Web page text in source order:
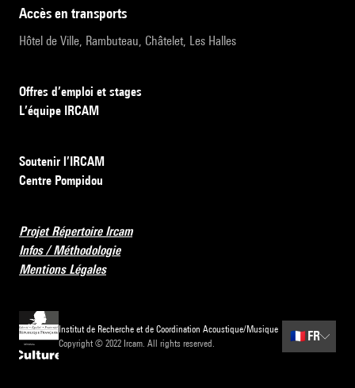
accès en transports
Hôtel de Ville, Rambuteau, Châtelet, Les Halles
Offres d’emploi et stages
L’équipe IRCAM
Soutenir l’IRCAM
Centre Pompidou
Projet Répertoire Ircam
Infos / Méthodologie
Mentions Légales
Institut de Recherche et de Coordination Acoustique/Musique
Copyright © 2022 Ircam. All rights reserved.
🇫🇷 FR